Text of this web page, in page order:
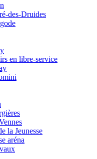
des-Druides
en libre-service
la Jeunesse
aréna